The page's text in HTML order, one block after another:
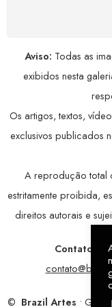
Aviso: Todas as
exibidos nesta
Os artigos, textos,
exclusivos publicados
A reprodução total
estritamente proibida,
direitos autorais e
Contatos:
© Brazil Artes •